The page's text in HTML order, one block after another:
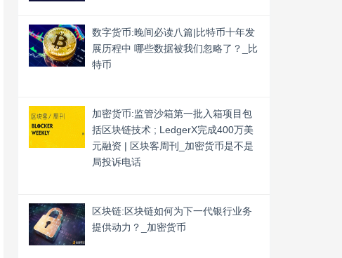
数字货币:晚间必读八篇|比特币十年发
展历程中 哪些数据被我们忽略了？_比
特币
加密货币:监管沙箱第一批入箱项目包
括区块链技术 ; LedgerX完成400万美
元融资 | 区块客周刊_加密货币是不是
局投诉电话
区块链:区块链如何为下一代银行业务
提供动力？_加密货币